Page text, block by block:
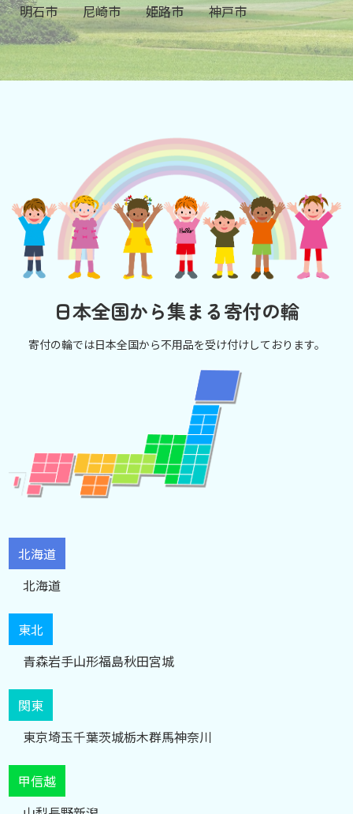
明石市
尼崎市 姫路市 神戸市
日本全国から集まる寄付の輪
寄付の輪では日本全国から不用品を受け付けしております。
北海道
北海道
東北
青森岩手山形福島秋田宮城
関東
東京埼玉千葉茨城栃木群馬神奈川
甲信越